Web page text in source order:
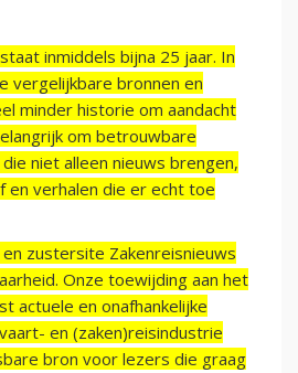
inmiddels bijna 25 jaar. In
vergelijkbare bronnen en
minder historie om aandacht
om betrouwbare
niet alleen nieuws brengen,
en verhalen die er echt toe
zustersite Zakenreisnieuws
Onze toewijding aan het
actuele en onafhankelijke
en (zaken)reisindustrie
bron voor lezers die graag